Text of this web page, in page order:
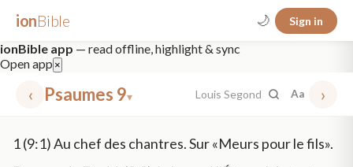
ionBible 🌙 Sign in
ionBible app — read offline, highlight & sync
Open app ×
‹ Psaumes 9▾ Louis Segond Aa ›
✕
1(9:1) Au chef des chantres. Sur «Meurs pour le fils».